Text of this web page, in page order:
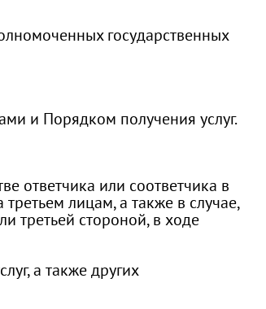
государственных
и Порядком получения услуг.
ответчика или соответчика в
лицам, а также в случае,
третьей стороной, в ходе
а также других